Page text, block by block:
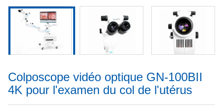
Colposcope vidéo optique GN-100BII
4K pour l'examen du col de l'utérus